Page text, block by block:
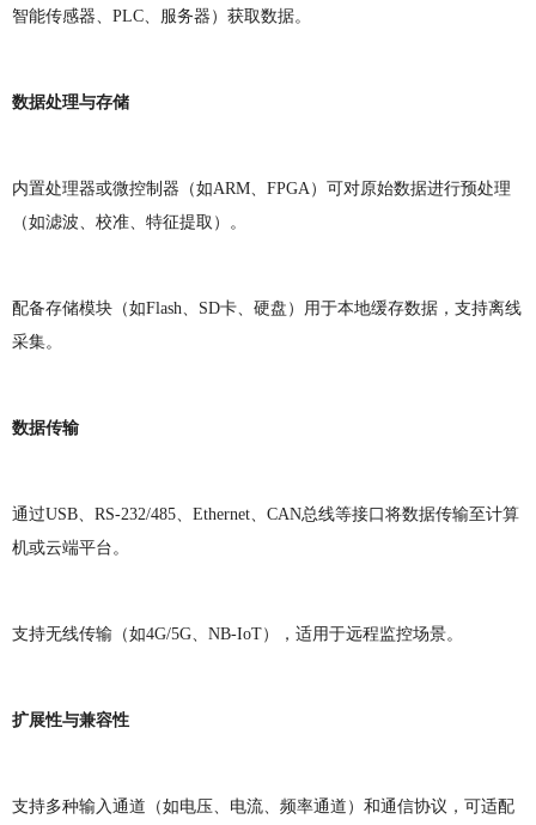
智能传感器、PLC、服务器）获取数据。
数据处理与存储
内置处理器或微控制器（如ARM、FPGA）可对原始数据进行预处理
（如滤波、校准、特征提取）。
配备存储模块（如Flash、SD卡、硬盘）用于本地缓存数据，支持离线
采集。
数据传输
通过USB、RS-232/485、Ethernet、CAN总线等接口将数据传输至计算
机或云端平台。
支持无线传输（如4G/5G、NB-IoT），适用于远程监控场景。
扩展性与兼容性
支持多种输入通道（如电压、电流、频率通道）和通信协议，可适配